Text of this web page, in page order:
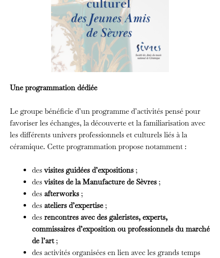
Une programmation dédiée
Le groupe bénéficie d’un programme d’activités pensé pour
favoriser les échanges, la découverte et la familiarisation avec
les différents univers professionnels et culturels liés à la
céramique. Cette programmation propose notamment :
desvisites guidées d’expositions ;
desvisites de la Manufacture de Sèvres ;
des afterworks ;
des ateliers d’expertise;
des rencontres avec des galeristes, experts,
commissaires d’exposition ou professionnels du marché
de l’art;
des activités organisées en lien avec les grands temps